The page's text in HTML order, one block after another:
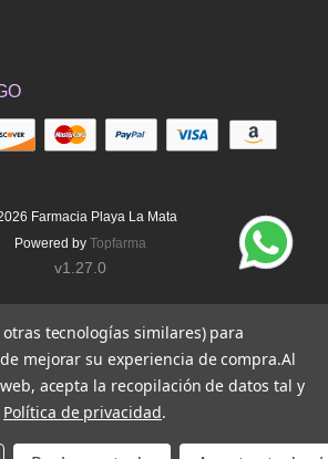
Farmacia Playa La Mata
Powered by Topfarma
v1.27.0
tecnologías similares) para
mejorar su experiencia de compra.Al
acepta la recopilación de datos tal y
Política de privacidad.